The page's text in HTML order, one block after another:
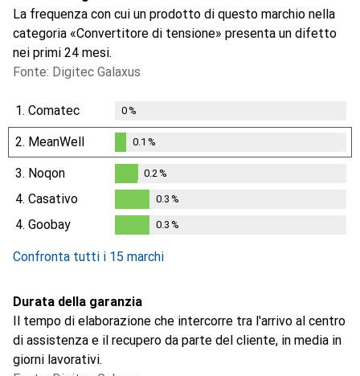
La frequenza con cui un prodotto di questo marchio nella
categoria «Convertitore di tensione» presenta un difetto
nei primi 24 mesi.
Fonte: Digitec Galaxus
1. Comatec 0%
2. MeanWell
0.1%
0.1 %
3. Noqon
0.2%
0.2%
4. Casativo
0.3%
0.3 %
4. Goobay 0.3 %
Confronta tutti i 15 marchi
Durata della garanzia
Il tempo di elaborazione che intercorre tra l'arrivo al centro
di assistenza e il recupero da parte del cliente, in media in
giorni lavorativi.